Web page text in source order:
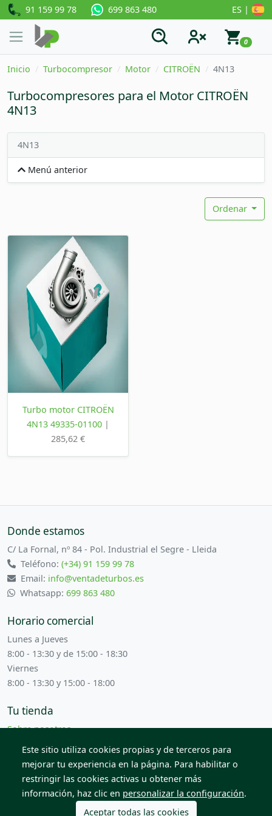
91 159 99 78 699 863 480 ES |
0
Inicio Turbocompresor Motor CITROËN 4N13
Turbocompresores para el Motor CITROËN
4N13
4N13
Menú anterior
Ordenar
Turbo motor CITROËN
4N13 49335-01100 |
285,62 €
Donde estamos
C/ La Fornal, nº 84 - Pol. Industrial el Segre - Lleida
Teléfono:(+34) 91 159 99 78
Email: info@ventadeturbos.es
Whatsapp: 699 863 480
Horario comercial
Lunes a Jueves
8:00 - 13:30 y de 15:00 - 18:30
Viernes
8:00 - 13:30 y 15:00 - 18:00
Tu tienda
Sobre nosotros
Términos y condiciones
Contacta con nosotros
© 2026 Todos los derechos reservados. Venta de Piezas
2012 S.L.
Este sitio utiliza cookies propias y de terceros para
mejorar tu experiencia en la página. Para habilitar o
restringir las cookies activas u obtener más
información, haz clic en personalizar la configuración.
Aceptar todas las cookies